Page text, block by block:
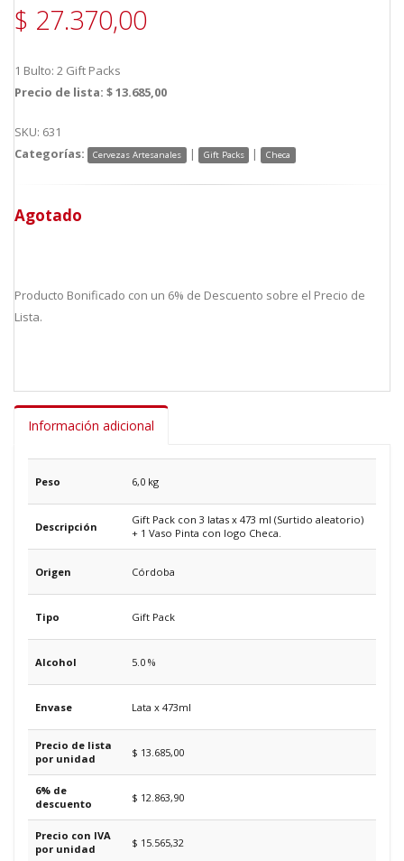
$ 27.370,00
1 Bulto: 2 Gift Packs
Precio de lista: $ 13.685,00
SKU: 631
Categorías:
Cervezas Artesanales | Gift Packs | Checa
Agotado
Producto Bonificado con un 6% de Descuento sobre el Precio de
Lista.
Información adicional
Peso 6,0 kg
Descripción
Gift Pack con 3 latas x 473 ml (Surtido aleatorio)
+ 1 Vaso Pinta con logo Checa.
Origen Córdoba
Tipo Gift Pack
Alcohol 5.0 %
Envase Lata x 473ml
Precio de lista
por unidad
$ 13.685,00
6% de
descuento
$ 12.863,90
Precio con IVA
por unidad
$ 15.565,32